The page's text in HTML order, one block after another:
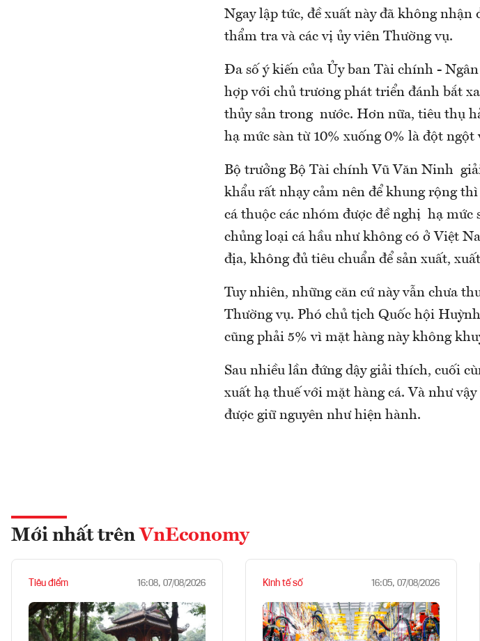
Ngay lập tức, đề xuất này đã không nhận
thẩm tra và các vị ủy viên Thường vụ.
Đa số ý kiến của Ủy ban Tài chính -
hợp với chủ trương phát triển đánh bắt
thủy sản trong nước. Hơn nữa, tiêu thụ
hạ mức sàn từ 10% xuống 0% là đột ngột
Bộ trưởng Bộ Tài chính Vũ Văn Ninh
khẩu rất nhạy cảm nên để khung rộng
cá thuộc các nhóm được đề nghị hạ mức
chủng loại cá hầu như không có ở Việt
địa, không đủ tiêu chuẩn để sản xuất,
Tuy nhiên, những căn cứ này vẫn chưa
Thường vụ. Phó chủ tịch Quốc hội
cũng phải 5% vì mặt hàng này không
Sau nhiều lần đứng dậy giải thích, cuối
xuất hạ thuế với mặt hàng cá. Và như
được giữ nguyên như hiện hành.
Mới nhất trên VnEconomy
Tiêu điểm 16:08, 07/08/2026 Kinh tế số 16:05, 07/08/2026